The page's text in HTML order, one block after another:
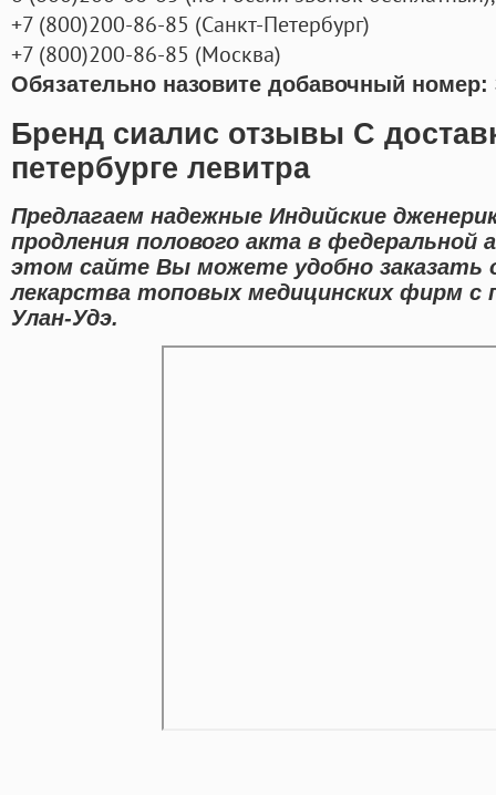
+7 (800)200-86-85 (Санкт-Петербург)
+7 (800)200-86-85 (Москва)
Обязательно назовите добавочный номер:
Бренд сиалис отзывы С
петербурге левитра
Предлагаем надежные Индийские
продления полового акта в федеральной
этом сайте Вы можете удобно заказать
лекарства топовых медицинских фирм с
Улан-Удэ.